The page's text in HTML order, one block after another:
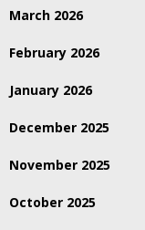
March 2026
February 2026
January 2026
December 2025
November 2025
October 2025